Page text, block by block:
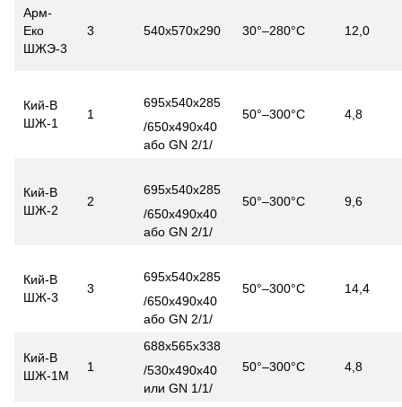
Арм-
Еко
ШЖЭ-3
3 540х570х290 30°–280°С 12,0
Кий-В
ШЖ-1
1
695х540х285
/650х490х40
або GN 2/1/
50°–300°С 4,8
Кий-В
ШЖ-2
2
695х540х285
/650х490х40
або GN 2/1/
50°–300°С 9,6
Кий-В
ШЖ-3
3
695х540х285
/650х490х40
або GN 2/1/
50°–300°С 14,4
Кий-В
ШЖ-1М
1
688х565х338
/530х490х40
или GN 1/1/
50°–300°С 4,8